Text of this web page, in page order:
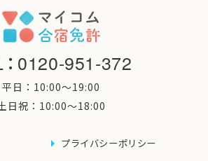
：0120-951-372
平日：10:00〜19:00
日祝：10:00〜18:00
プライバシーポリシー